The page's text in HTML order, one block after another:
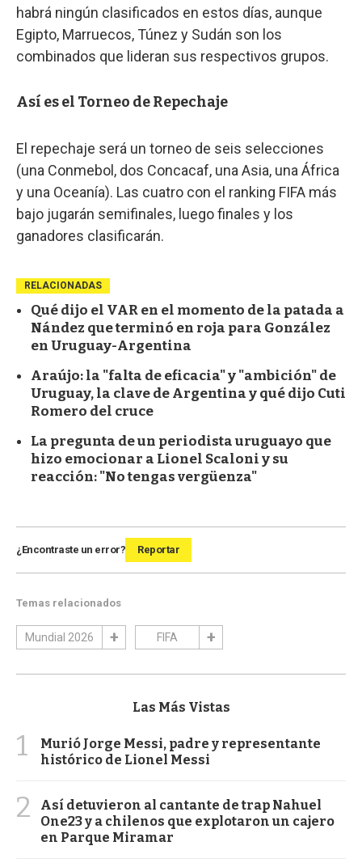
habrá ningún clasificados en estos días, aunque
Egipto, Marruecos, Túnez y Sudán son los
combinados que lideran sus respectivos grupos.
Así es el Torneo de Repechaje
El repechaje será un torneo de seis selecciones
(una Conmebol, dos Concacaf, una Asia, una África
y una Oceanía). Las cuatro con el ranking FIFA más
bajo jugarán semifinales, luego finales y los
ganadores clasificarán.
RELACIONADAS
Qué dijo el VAR en el momento de la patada a
Nández que terminó en roja para González
en Uruguay-Argentina
Araújo: la "falta de eficacia" y "ambición" de
Uruguay, la clave de Argentina y qué dijo Cuti
Romero del cruce
La pregunta de un periodista uruguayo que
hizo emocionar a Lionel Scaloni y su
reacción: "No tengas vergüenza"
¿Encontraste un error? Reportar
Temas relacionados
Mundial 2026 FIFA
Las Más Vistas
1
Murió Jorge Messi, padre y representante
histórico de Lionel Messi
2
Así detuvieron al cantante de trap Nahuel
One23 y a chilenos que explotaron un cajero
en Parque Miramar